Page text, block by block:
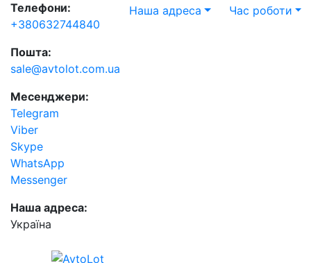
Телефони:
+380632744840
Пошта:
sale@avtolot.com.ua
Месенджери:
Telegram
Viber
Skype
WhatsApp
Messenger
Наша адреса:
Українa
Наша адреса Час роботи